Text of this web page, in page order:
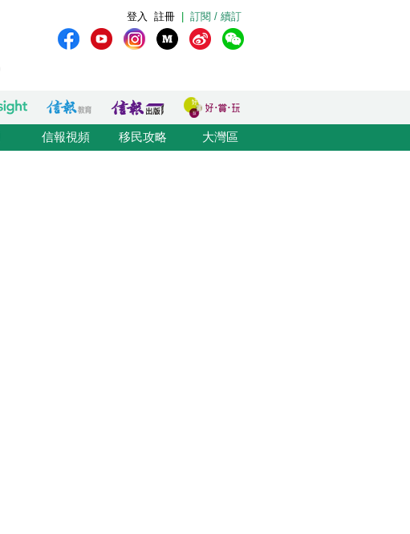
訂閱 / 續訂
註冊
登入
信報視頻 移民攻略 大灣區